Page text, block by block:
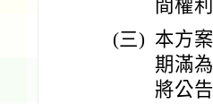
間權
(三) 本方
期滿
將公